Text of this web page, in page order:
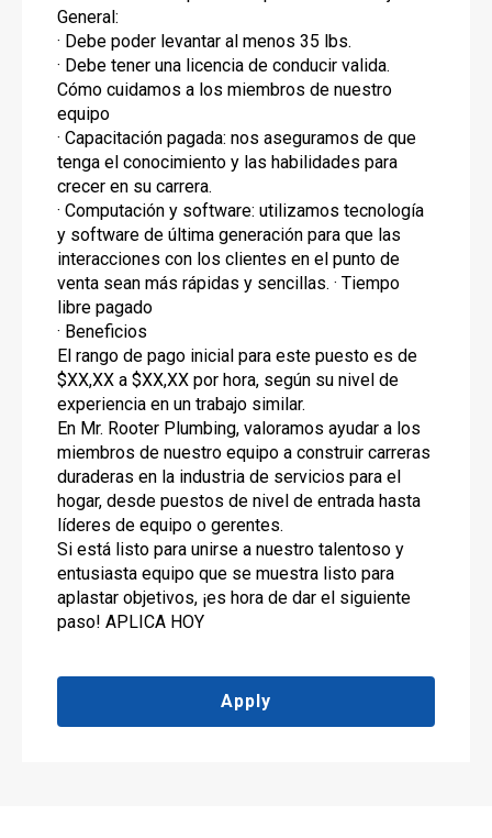
General:
· Debe poder levantar al menos 35 lbs.
· Debe tener una licencia de conducir valida.
Cómo cuidamos a los miembros de nuestro
equipo
· Capacitación pagada: nos aseguramos de que
tenga el conocimiento y las habilidades para
crecer en su carrera.
· Computación y software: utilizamos tecnología
y software de última generación para que las
interacciones con los clientes en el punto de
venta sean más rápidas y sencillas. · Tiempo
libre pagado
· Beneficios
El rango de pago inicial para este puesto es de
$XX,XX a $XX,XX por hora, según su nivel de
experiencia en un trabajo similar.
En Mr. Rooter Plumbing, valoramos ayudar a los
miembros de nuestro equipo a construir carreras
duraderas en la industria de servicios para el
hogar, desde puestos de nivel de entrada hasta
líderes de equipo o gerentes.
Si está listo para unirse a nuestro talentoso y
entusiasta equipo que se muestra listo para
aplastar objetivos, ¡es hora de dar el siguiente
paso! APLICA HOY
Apply